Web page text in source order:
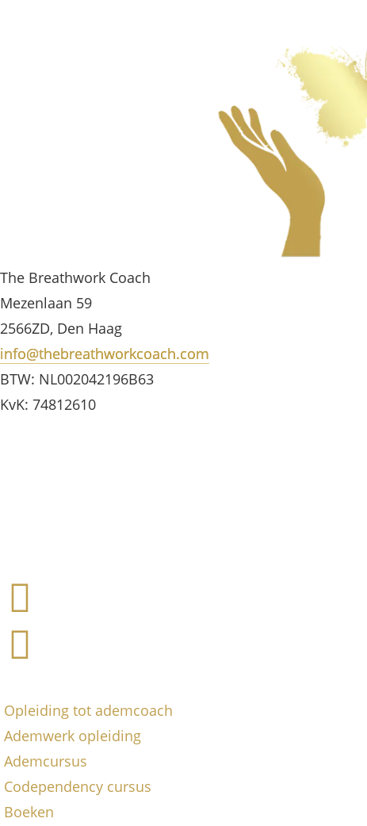
The Breathwork Coach
Mezenlaan 59
2566ZD, Den Haag
info@thebreathworkcoach.com
BTW: NL002042196B63
KvK: 74812610
Opleiding tot ademcoach
Ademwerk opleiding
Ademcursus
Codependency cursus
Boeken